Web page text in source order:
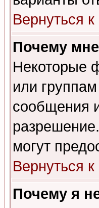
Вернуться
Почему
Некоторые
или
сообщения
могут
Вернуться
Почему я